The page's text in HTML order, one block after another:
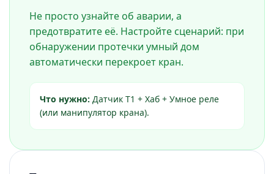
Не просто узнайте об аварии, а
предотвратите её. Настройте сценарий: при
обнаружении протечки умный дом
автоматически перекроет кран.
Что нужно: Датчик T1 + Хаб + Умное реле
(или манипулятор крана).